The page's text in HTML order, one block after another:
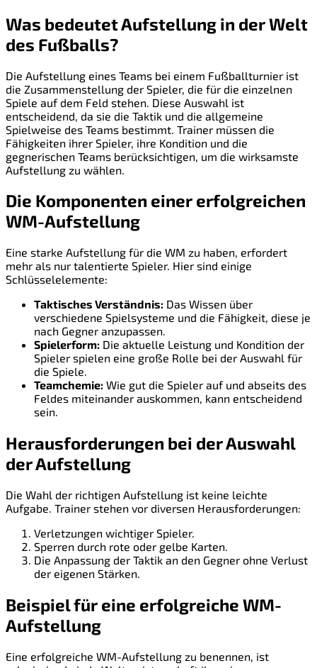
Was bedeutet Aufstellung in der Welt
des Fußballs?
Die Aufstellung eines Teams bei einem Fußballturnier ist
die Zusammenstellung der Spieler, die für die einzelnen
Spiele auf dem Feld stehen. Diese Auswahl ist
entscheidend, da sie die Taktik und die allgemeine
Spielweise des Teams bestimmt. Trainer müssen die
Fähigkeiten ihrer Spieler, ihre Kondition und die
gegnerischen Teams berücksichtigen, um die wirksamste
Aufstellung zu wählen.
Die Komponenten einer erfolgreichen
WM-Aufstellung
Eine starke Aufstellung für die WM zu haben, erfordert
mehr als nur talentierte Spieler. Hier sind einige
Schlüsselelemente:
Taktisches Verständnis: Das Wissen über
verschiedene Spielsysteme und die Fähigkeit, diese je
nach Gegner anzupassen.
Spielerform: Die aktuelle Leistung und Kondition der
Spieler spielen eine große Rolle bei der Auswahl für
die Spiele.
Teamchemie: Wie gut die Spieler auf und abseits des
Feldes miteinander auskommen, kann entscheidend
sein.
Herausforderungen bei der Auswahl
der Aufstellung
Die Wahl der richtigen Aufstellung ist keine leichte
Aufgabe. Trainer stehen vor diversen Herausforderungen:
Verletzungen wichtiger Spieler.
Sperren durch rote oder gelbe Karten.
Die Anpassung der Taktik an den Gegner ohne Verlust
der eigenen Stärken.
Beispiel für eine erfolgreiche WM-
Aufstellung
Eine erfolgreiche WM-Aufstellung zu benennen, ist